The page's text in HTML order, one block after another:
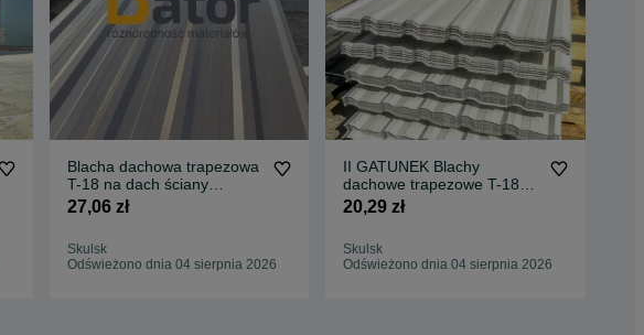
Blacha dachowa trapezowa
T-18 na dach ściany
blachodachówka grafit
27,06 zł
Skulsk
Odświeżono dnia 04 sierpnia 2026
II GATUNEK Blachy
dachowe trapezowe T-18
biała blachodachówka
20,29 zł
Skulsk
Odświeżono dnia 04 sierpnia 2026